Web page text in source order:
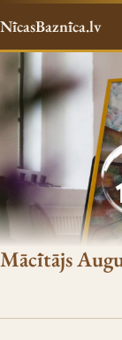
NīcasBaznīca.lv
Mācītājs